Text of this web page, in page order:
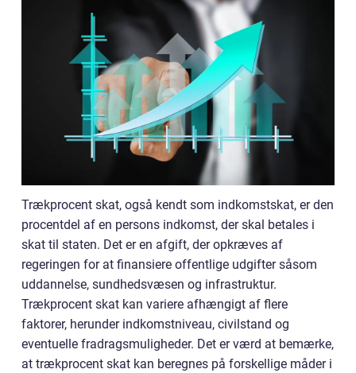
Trækprocent skat, også kendt som indkomstskat, er den
procentdel af en persons indkomst, der skal betales i
skat til staten. Det er en afgift, der opkræves af
regeringen for at finansiere offentlige udgifter såsom
uddannelse, sundhedsvæsen og infrastruktur.
Trækprocent skat kan variere afhængigt af flere
faktorer, herunder indkomstniveau, civilstand og
eventuelle fradragsmuligheder. Det er værd at bemærke,
at trækprocent skat kan beregnes på forskellige måder i